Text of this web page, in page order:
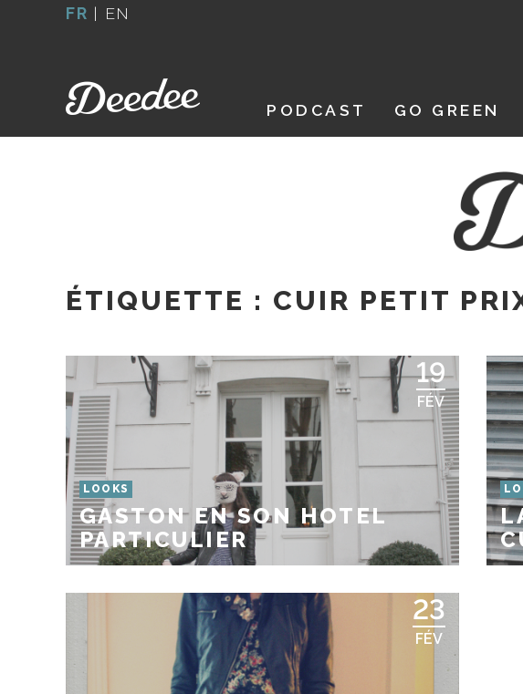
FR | EN
PODCAST GO GREEN
ÉTIQUETTE : CUIR PETIT
19
FÉV
LOOKS
GASTON EN SON HOTEL
PARTICULIER
23
FÉV